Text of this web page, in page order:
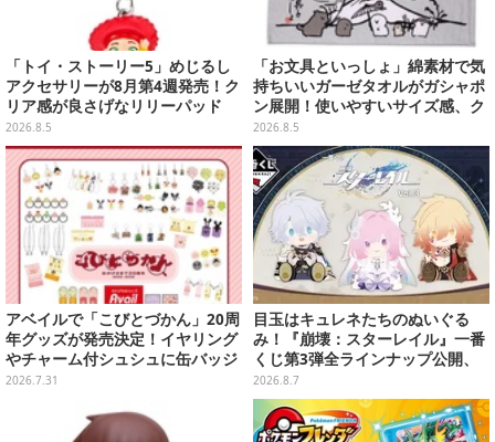
「トイ・ストーリー5」めじるし
アクセサリーが8月第4週発売！ク
リア感が良さげなリリーパッド
や、ジェシーなど全5種ラインナ
ップ
2026.8.5
「お文具といっしょ」綿素材で気
持ちいいガーゼタオルがガシャポ
ン展開！使いやすいサイズ感、ク
ールな和柄や可愛らしいお寿司な
ど全4種
2026.8.5
アベイルで「こびとづかん」20周
年グッズが発売決定！イヤリング
やチャーム付シュシュに缶バッジ
などもりだくさん
2026.7.31
目玉はキュレネたちのぬいぐる
み！『崩壊：スターレイル』一番
くじ第3弾全ラインナップ公開、
美麗ビジュアルのアクリルボード
など用意
2026.8.7